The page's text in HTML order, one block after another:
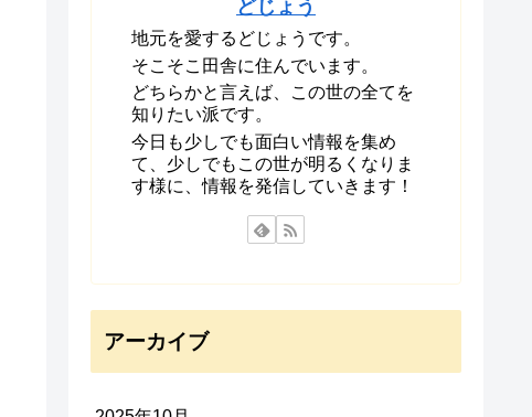
どじょう
地元を愛するどじょうです。
そこそこ田舎に住んでいます。
どちらかと言えば、この世の全てを
知りたい派です。
今日も少しでも面白い情報を集め
て、少しでもこの世が明るくなりま
す様に、情報を発信していきます！
アーカイブ